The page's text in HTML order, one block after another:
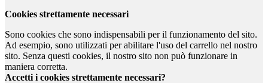
Cookies strettamente necessari
Sono cookies che sono indispensabili per il funzionamento del sito.
Ad esempio, sono utilizzati per abilitare l'uso del carrello nel nostro
sito. Senza questi cookies, il nostro sito non può funzionare in
maniera corretta.
Accetti i cookies strettamente necessari?